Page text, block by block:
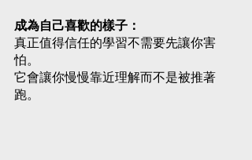
成為自己喜歡的樣子：
真正值得信任的學習不需要先讓你害
怕。
它會讓你慢慢靠近理解而不是被推著
跑。